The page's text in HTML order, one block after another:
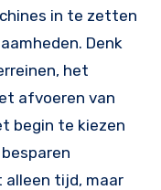
in te zetten
Denk
het
afvoeren van
begin te kiezen
alleen tijd, maar